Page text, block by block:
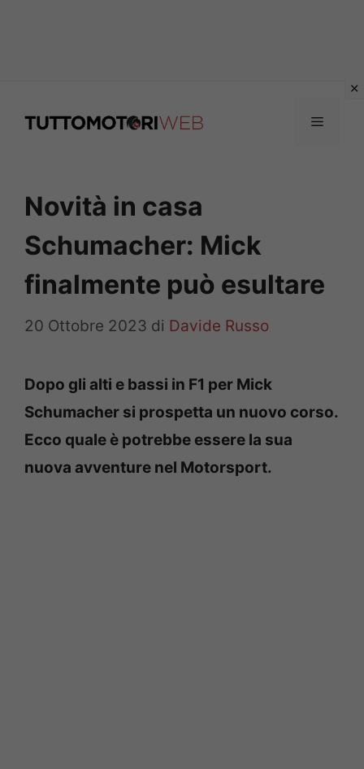
Menu
Novità in casa
Schumacher: Mick
finalmente può esultare
20 Ottobre 2023 di Davide Russo
Dopo gli alti e bassi in F1 per Mick
Schumacher si prospetta un nuovo corso.
Ecco quale è potrebbe essere la sua
nuova avventure nel Motorsport.